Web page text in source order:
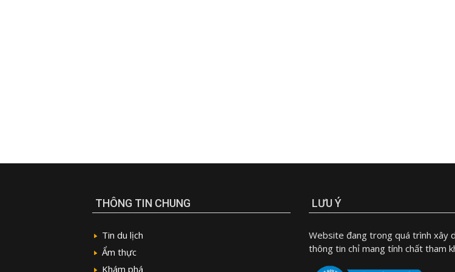
THÔNG TIN CHUNG
Tin du lịch
Ẩm thực
Khám phá
LƯU Ý
Website đang trong quá trình xây
thông tin chỉ mang tính chất tham